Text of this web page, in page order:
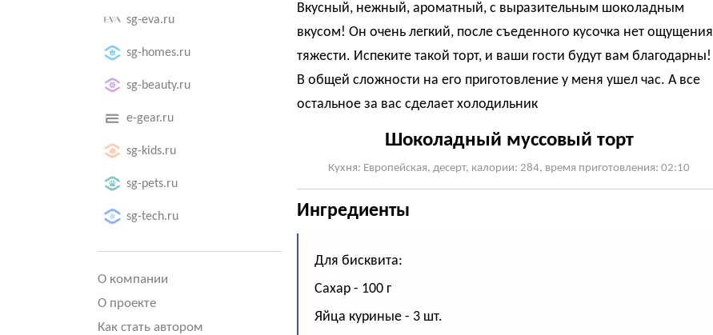
sg-eva.ru
sg-homes.ru
sg-beauty.ru
e-gear.ru
sg-kids.ru
sg-pets.ru
sg-tech.ru
О компании
О проекте
Как стать автором
Вкусный, нежный, ароматный, с выразительным шоколадным
вкусом! Он очень легкий, после съеденного кусочка нет ощущения
тяжести. Испеките такой торт, и ваши гости будут вам благодарны!
В общей сложности на его приготовление у меня ушел час. А все
остальное за вас сделает холодильник
Шоколадный муссовый торт
Кухня: Европейская, десерт, калории: 284, время приготовления: 02:10
Ингредиенты
Для бисквита:
Сахар - 100 г
Яйца куриные - 3 шт.